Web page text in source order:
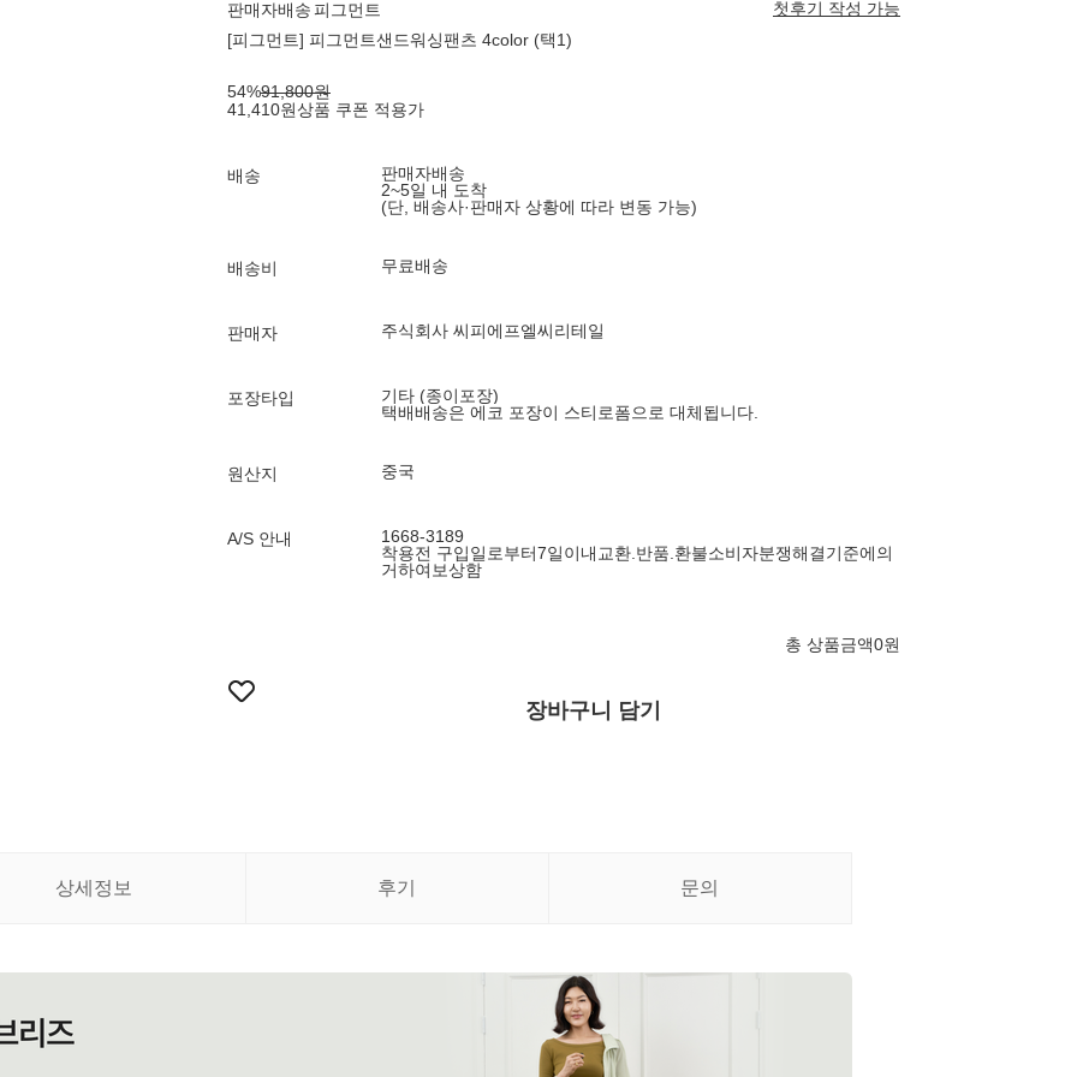
판매자배송피그먼트
첫후기 작성 가능
[피그먼트] 피그먼트샌드워싱팬츠 4color (택1)
54%91,800원
41,410원상품 쿠폰 적용가
배송
판매자배송
2~5일 내 도착
(단, 배송사·판매자 상황에 따라 변동 가능)
배송비 무료배송
판매자 주식회사 씨피에프엘씨리테일
포장타입
기타 (종이포장)
택배배송은 에코 포장이 스티로폼으로 대체됩니다.
원산지 중국
A/S 안내
1668-3189
착용전 구입일로부터7일이내교환.반품.환불소비자분쟁해결기준에의
거하여보상함
총 상품금액0원
장바구니 담기
상세정보 후기 문의